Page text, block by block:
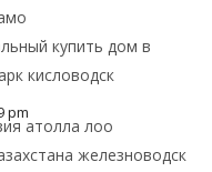
купить дом в
кисловодск
pm
атолла лоо
железноводск